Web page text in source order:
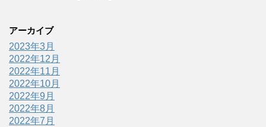
アーカイブ
2023年3月
2022年12月
2022年11月
2022年10月
2022年9月
2022年8月
2022年7月